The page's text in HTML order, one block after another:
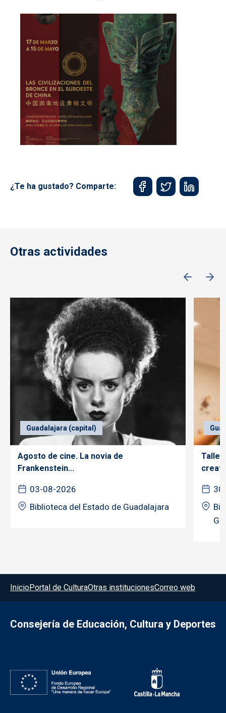
¿Te ha gustado? Comparte:
Otras actividades
Guadalajara (capital)
Agosto de cine. La novia de
Frankenstein...
03-08-2026
Biblioteca del Estado de Guadalajara
Taller
Menú del pie
InicioPortal de CulturaOtras institucionesCorreo web
Consejería de Educación, Cultura y Deportes